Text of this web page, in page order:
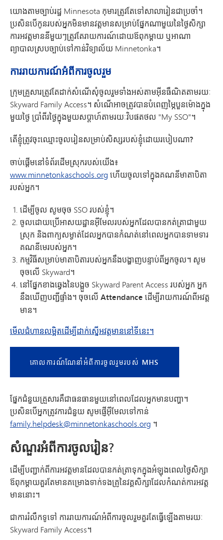
យោងតាមច្បាប់រដ្ឋ Minnesota កុមារត្រូវតែទៅសាលារៀនជាប្រចាំ។
ប្រសិនបើកូនរបស់អ្នកមិនមានវត្តមានសម្រាប់ផ្នែកណាមួយនៃថ្ងៃសិក្សា
ការអវត្តមាននីមួយៗត្រូវតែរាយការណ៍ដោយឪពុកម្តាយ ឬអាណា
ព្យាបាលស្របច្បាប់ទៅកាន់វិទ្យាល័យ Minnetonka។
ការរាយការណ៍អំពីការចូលរួម
ក្រុមគ្រួសារត្រូវតែដាក់សំណើសុំចូលរួមទាំងអស់តាមអ៊ីនធឺណិតតាមរយៈ
Skyward Family Access។ សំណើអាចត្រូវបានបំពេញម្ភៃបួនម៉ោងក្នុង
មួយថ្ងៃ ប្រាំពីរថ្ងៃក្នុងមួយសប្តាហ៍តាមរយៈវិបផតថល "My SSO"។
តើខ្ញុំត្រូវចុះឈ្មោះចូលរៀនសម្រាប់សិស្សរបស់ខ្ញុំដោយរបៀបណា?
ចាប់ផ្តើមនៅទំព័រដើមស្រុករបស់យើង៖
www.minnetonkaschools.org ហើយចូលទៅក្នុងគណនីមាតាបិតា
របស់អ្នក។
ដើម្បីចូល សូមចុច SSO របស់ខ្ញុំ។
ចូលដោយប្រើអាសយដ្ឋានអ៊ីមែលរបស់អ្នកដែលបានកត់ត្រាជាមួយ
ស្រុក និងពាក្យសម្ងាត់ដែលអ្នកបានកំណត់នៅពេលអ្នកបានទាមទារ
គណនីមេរបស់អ្នក។
កម្មវិធី​សម្រាប់​មាតាបិតា​របស់​អ្នក​នឹង​បង្ហាញ​បន្ទាប់​ពី​អ្នក​ចូល។ សូម​
ចុច​លើ Skyward។
នៅផ្នែកខាងឆ្វេងនៃបង្អួច Skyward Parent Access របស់អ្នក អ្នក
នឹងឃើញបញ្ជីផ្ទាំង។ ចុចលើ Attendance ដើម្បីរាយការណ៍ពីអវត្ត
មាន។
មើលជំហានលម្អិតដើម្បីដាក់ស្នើអវត្តមាននៅទីនេះ។
គោលការណ៍ណែនាំអំពីការចូលរួមរបស់ MHS
ផ្នែកជំនួយគ្រួសារគឺជាធនធានមួយនៅពេលដែលអ្នកមានបញ្ហា។
ប្រសិនបើអ្នកត្រូវការជំនួយ សូមផ្ញើអ៊ីមែលទៅកាន់
family.helpdesk@minnetonkaschools.org ។
សំណួរអំពីការចូលរៀន?
ដើម្បីបញ្ជាក់ពីការអវត្តមានដែលបានកត់ត្រាទុកក្នុងអំឡុងពេលថ្ងៃសិក្សា
ឪពុកម្តាយគួរតែមានគម្រោងទាក់ទងគ្រូនៃវគ្គសិក្សាដែលកំណត់ការអវត្ត
មាននោះ។
ជាការរំលឹកទូទៅ ការរាយការណ៍អំពីការចូលរួមគួរតែធ្វើឡើងតាមរយៈ
Skyward Family Access។